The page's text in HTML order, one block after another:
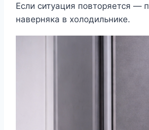
Если ситуация повторяется —
наверняка в холодильнике.